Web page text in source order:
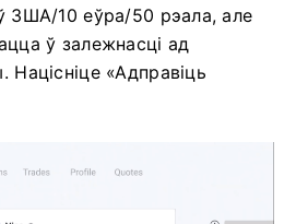
ЗША/10 еўра/50 рэала, але
ў залежнасці ад
«Адправіць